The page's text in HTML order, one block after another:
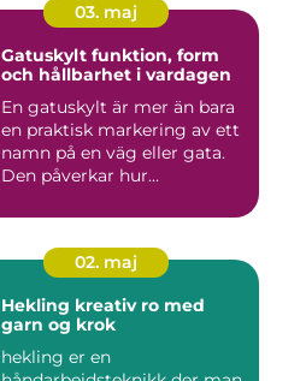
03. maj
Gatuskylt funktion, form
och hållbarhet i vardagen
En gatuskylt är mer än bara
en praktisk markering av ett
namn på en väg eller gata.
Den påverkar hur...
02. maj
Hekling kreativ ro med
garn og krok
hekling er en